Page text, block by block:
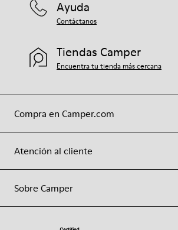
Compra en Camper.com
Atención al cliente
Sobre Camper
Ayuda
Contáctanos
Tiendas Camper
Encuentra tu tienda más cercana